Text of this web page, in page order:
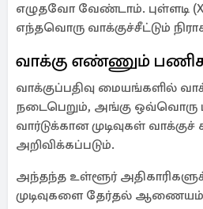
எழுதவோ வேண்டாம். புள்ளடி
எந்தவொரு வாக்குச்சீட்டும்
வாக்கு எண்ணும்
வாக்குப்பதிவு மையங்களில்
நடைபெறும், அங்கு ஒவ்வொரு
வார்டுக்கான முடிவுகள்
அறிவிக்கப்படும்.
அந்தந்த உள்ளூர்
முடிவுகளை தேர்தல் ஆணையம்